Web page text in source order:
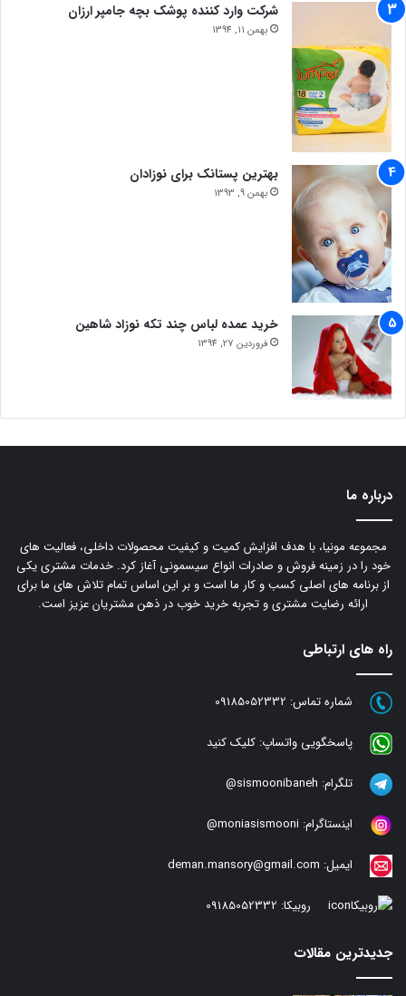
شرکت وارد کننده پوشک بچه جامپر ارزان
بهمن 11, 1394
بهترین پستانک برای نوزادان
بهمن 9, 1393
خرید عمده لباس چند تکه نوزاد شاهین
فروردین 27, 1394
درباره ما
مجموعه مونیا، با هدف افزایش کمیت و کیفیت محصولات داخلی، فعالیت های
خود را در زمینه فروش و صادرات انواع سیسمونی آغاز کرد. خدمات مشتری یکی
از برنامه های اصلی کسب و کار ما است و بر این اساس تمام تلاش های ما برای
ارائه رضایت مشتری و تجربه خرید خوب در ذهن مشتریان عزیز است.
راه های ارتباطی
شماره تماس: 09185052332
پاسخگویی واتساپ: کلیک کنید
تلگرام: sismoonibaneh@
اینستاگرام: moniasismooni@
ایمیل: deman.mansory@gmail.com
روبیکا: 09185052332
جدیدترین مقالات